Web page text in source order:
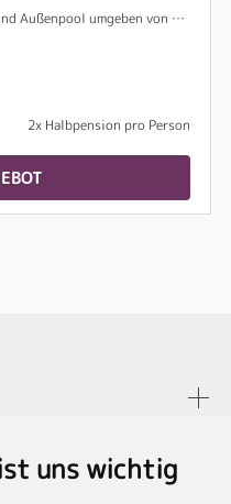
uns wichtig
von Liegen und Sonnenschirmen
2x Halbpension pro Person